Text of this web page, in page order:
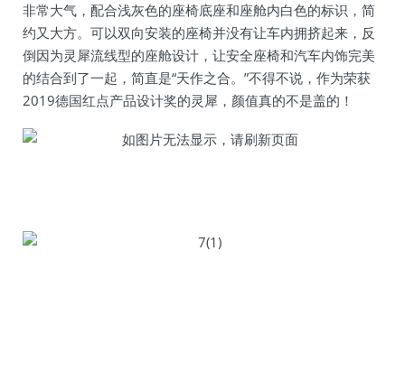
非常大气，配合浅灰色的座椅底座和座舱内白色的标识，简
约又大方。可以双向安装的座椅并没有让车内拥挤起来，反
倒因为灵犀流线型的座舱设计，让安全座椅和汽车内饰完美
的结合到了一起，简直是“天作之合。”不得不说，作为荣获
2019德国红点产品设计奖的灵犀，颜值真的不是盖的！